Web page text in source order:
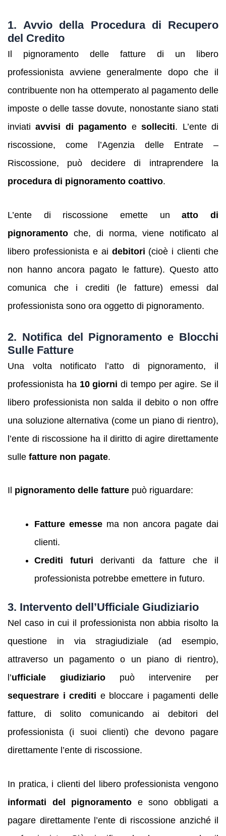
1.Avvio della Procedura di Recupero
del Credito
Il pignoramento delle fatture di un libero
professionista avviene generalmente dopo che il
contribuente non ha ottemperato al pagamento delle
imposte o delle tasse dovute, nonostante siano stati
inviatiavvisi di pagamento esolleciti. L’ente di
riscossione, come l’Agenzia delle Entrate –
Riscossione, può decidere di intraprendere la
procedura di pignoramento coattivo.
L’ente di riscossione emette unatto di
pignoramento che, di norma, viene notificato al
libero professionista e ai debitori (cioè i clienti che
non hanno ancora pagato le fatture). Questo atto
comunica che i crediti (le fatture) emessi dal
professionista sono ora oggetto di pignoramento.
2. Notifica del Pignoramento e Blocchi
Sulle Fatture
Una volta notificato l’atto di pignoramento, il
professionista ha 10 giorni di tempo per agire. Se il
libero professionista non salda il debito o non offre
una soluzione alternativa (come un piano di rientro),
l’ente di riscossione ha il diritto di agire direttamente
sulle fatture non pagate.
Il pignoramento delle fatture può riguardare:
Fatture emessema non ancora pagate dai
clienti.
Crediti futuri derivanti da fatture che il
professionista potrebbe emettere in futuro.
3. Intervento dell’Ufficiale Giudiziario
Nel caso in cui il professionista non abbia risolto la
questione in via stragiudiziale (ad esempio,
attraverso un pagamento o un piano di rientro),
l’ufficiale giudiziario può intervenire per
sequestrare i crediti e bloccare i pagamenti delle
fatture, di solito comunicando ai debitori del
professionista (i suoi clienti) che devono pagare
direttamente l’ente di riscossione.
In pratica, i clienti del libero professionista vengono
informati del pignoramento e sono obbligati a
pagare direttamente l’ente di riscossione anziché il